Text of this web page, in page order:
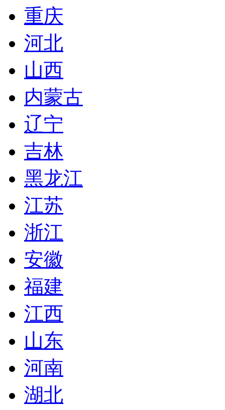
重庆
河北
山西
内蒙古
辽宁
吉林
黑龙江
江苏
浙江
安徽
福建
江西
山东
河南
湖北